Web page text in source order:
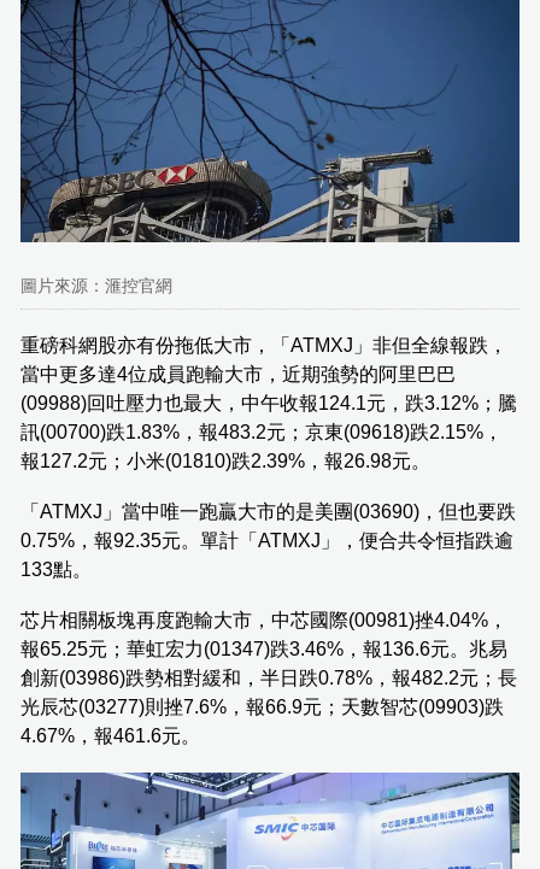
圖片來源：滙控官網
重磅科網股亦有份拖低大市，「ATMXJ」非但全線報跌，
當中更多達4位成員跑輸大市，近期強勢的阿里巴巴
(09988)回吐壓力也最大，中午收報124.1元，跌3.12%；騰
訊(00700)跌1.83%，報483.2元；京東(09618)跌2.15%，
報127.2元；小米(01810)跌2.39%，報26.98元。
「ATMXJ」當中唯一跑贏大市的是美團(03690)，但也要跌
0.75%，報92.35元。單計「ATMXJ」，便合共令恒指跌逾
133點。
芯片相關板塊再度跑輸大市，中芯國際(00981)挫4.04%，
報65.25元；華虹宏力(01347)跌3.46%，報136.6元。兆易
創新(03986)跌勢相對緩和，半日跌0.78%，報482.2元；長
光辰芯(03277)則挫7.6%，報66.9元；天數智芯(09903)跌
4.67%，報461.6元。